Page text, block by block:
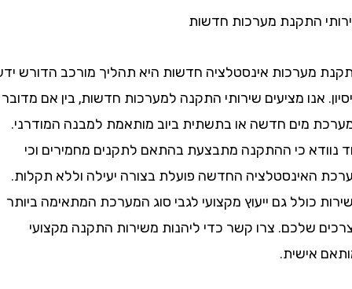
התקנת מערכות חדשות
אינסטלציה חדשות היא תהליך מורכב הדורש ידע
אנו מציעים שירותי התקנה למערכות חדשות, בין אם מדובר
מים חדשה או בתשתית ביוב מותאמת למבנה המודרני.
כי ההתקנה מתבצעת בהתאם לתקנים מחמירים וכי
החדשה פועלת בצורה יעילה וללא תקלות.
כולל גם ייעוץ מקצועי לגבי סוג המערכת המתאימה ביותר
שלכם. צרו קשר כדי ליהנות משירות התקנה מקצועי
אישית.